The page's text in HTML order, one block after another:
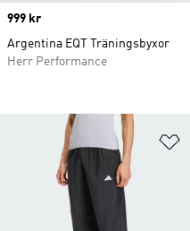
Price
999 kr
Argentina EQT Träningsbyxor
Herr Performance